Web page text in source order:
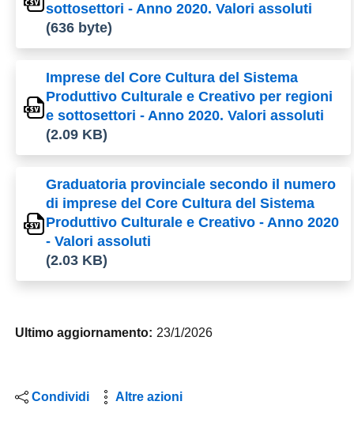
sottosettori - Anno 2020. Valori assoluti
(636 byte)
Imprese del Core Cultura del Sistema
Produttivo Culturale e Creativo per regioni
e sottosettori - Anno 2020. Valori assoluti
(2.09 KB)
Graduatoria provinciale secondo il numero
di imprese del Core Cultura del Sistema
Produttivo Culturale e Creativo - Anno 2020
- Valori assoluti
(2.03 KB)
Ultimo aggiornamento: 23/1/2026
Condividi Altre azioni